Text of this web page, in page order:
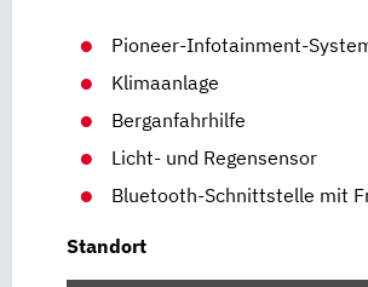
Pioneer-Infotainment-
Klimaanlage
Berganfahrhilfe
Licht- und Regensensor
Bluetooth-Schnittstelle mit
Standort